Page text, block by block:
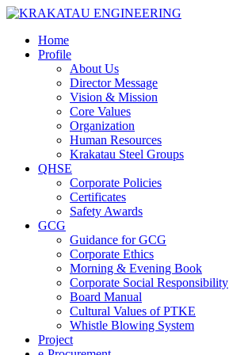
Home
Profile
About Us
Director Message
Vision & Mission
Core Values
Organization
Human Resources
Krakatau Steel Groups
QHSE
Corporate Policies
Certificates
Safety Awards
GCG
Guidance for GCG
Corporate Ethics
Morning & Evening Book
Corporate Social Responsibility
Board Manual
Cultural Values of PTKE
Whistle Blowing System
Project